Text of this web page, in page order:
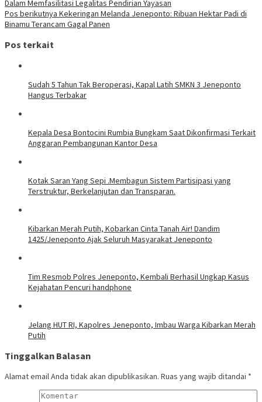
Dalam Memfasilitasi Legalitas Pendirian Yayasan
Pos berikutnya Kekeringan Melanda Jeneponto: Ribuan Hektar Padi di
Binamu Terancam Gagal Panen
Pos terkait
Sudah 5 Tahun Tak Beroperasi, Kapal Latih SMKN 3 Jeneponto
Hangus Terbakar
Kepala Desa Bontocini Rumbia Bungkam Saat Dikonfirmasi Terkait
Anggaran Pembangunan Kantor Desa
Kotak Saran Yang Sepi .Membagun Sistem Partisipasi yang
Terstruktur, Berkelanjutan dan Transparan.
Kibarkan Merah Putih, Kobarkan Cinta Tanah Air! Dandim
1425/Jeneponto Ajak Seluruh Masyarakat Jeneponto
Tim Resmob Polres Jeneponto, Kembali Berhasil Ungkap Kasus
Kejahatan Pencuri handphone
Jelang HUT RI, Kapolres Jeneponto, Imbau Warga Kibarkan Merah
Putih
Tinggalkan Balasan
Alamat email Anda tidak akan dipublikasikan. Ruas yang wajib ditandai *